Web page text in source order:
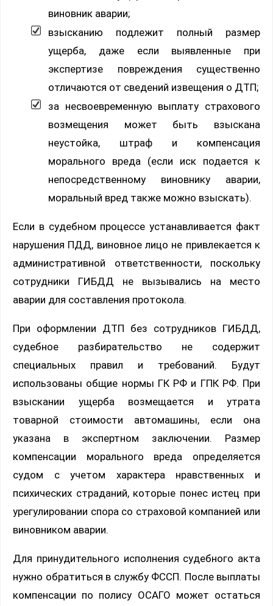
виновник аварии;
взысканию подлежит полный размер
ущерба, даже если выявленные при
экспертизе повреждения существенно
отличаются от сведений извещения о ДТП;
за несвоевременную выплату страхового
возмещения может быть взыскана
неустойка, штраф и компенсация
морального вреда (если иск подается к
непосредственному виновнику аварии,
моральный вред также можно взыскать).
Если в судебном процессе устанавливается факт
нарушения ПДД, виновное лицо не привлекается к
административной ответственности, поскольку
сотрудники ГИБДД не вызывались на место
аварии для составления протокола.
При оформлении ДТП без сотрудников ГИБДД,
судебное разбирательство не содержит
специальных правил и требований. Будут
использованы общие нормы ГК РФ и ГПК РФ. При
взыскании ущерба возмещается и утрата
товарной стоимости автомашины, если она
указана в экспертном заключении. Размер
компенсации морального вреда определяется
судом с учетом характера нравственных и
психических страданий, которые понес истец при
урегулировании спора со страховой компанией или
виновником аварии.
Для принудительного исполнения судебного акта
нужно обратиться в службу ФССП. После выплаты
компенсации по полису ОСАГО может остаться